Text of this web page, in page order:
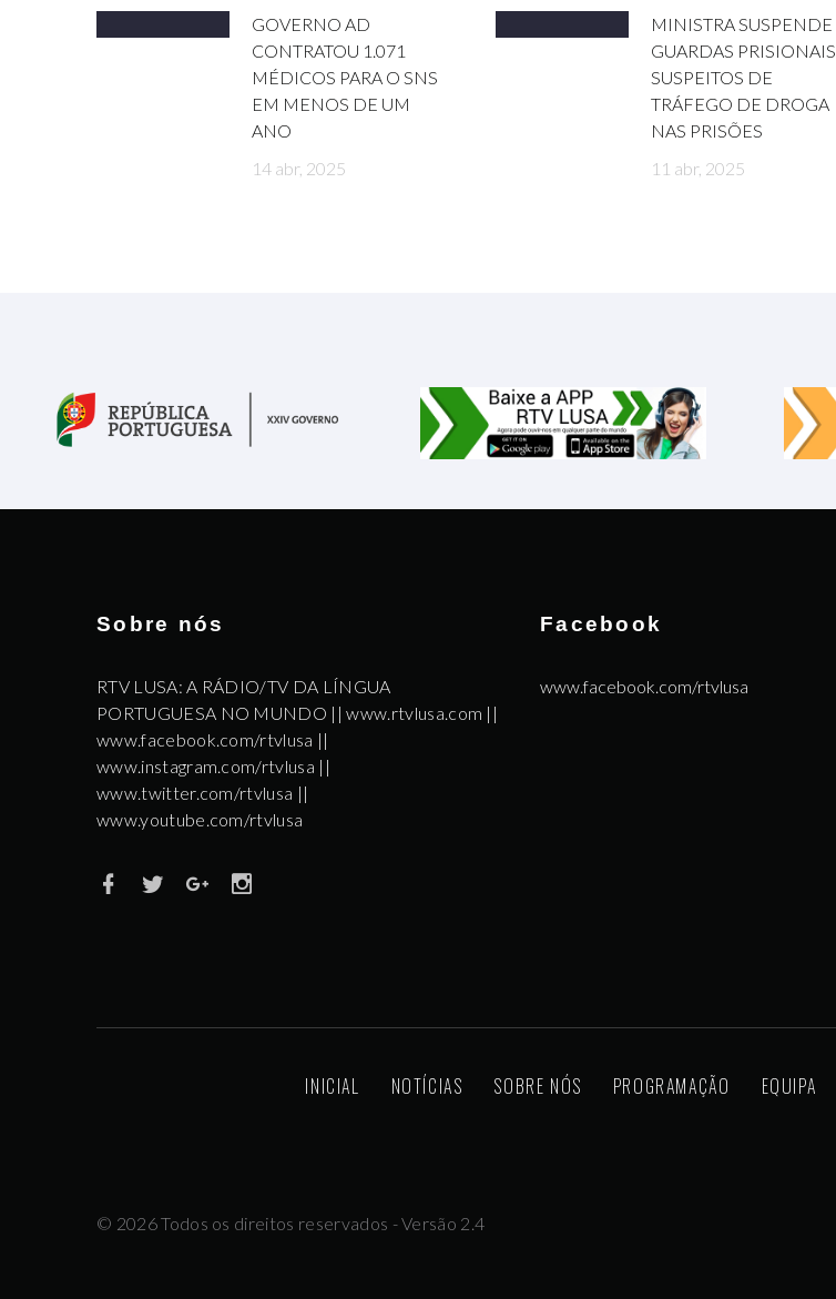
GOVERNO AD
CONTRATOU 1.071
MÉDICOS PARA O SNS
EM MENOS DE UM
ANO
14 abr, 2025
MINISTRA SUSPENDE
GUARDAS PRISIONAIS
SUSPEITOS DE
TRÁFEGO DE DROGA
NAS PRISÕES
11 abr, 2025
Sobre nós
RTV LUSA: A RÁDIO/TV DA LÍNGUA
PORTUGUESA NO MUNDO || www.rtvlusa.com ||
www.facebook.com/rtvlusa ||
www.instagram.com/rtvlusa ||
www.twitter.com/rtvlusa ||
www.youtube.com/rtvlusa
Facebook
www.facebook.com/rtvlusa
INICIAL NOTÍCIAS SOBRE NÓS PROGRAMAÇÃO EQUIPA
© 2026Todos os direitos reservados - Versão 2.4